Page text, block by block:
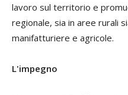
lavoro sul territorio e
regionale, sia in aree rurali
manifatturiere e agricole.
L'impegno